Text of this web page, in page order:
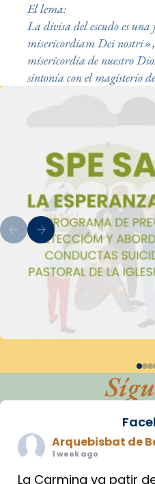
El lema:
La divisa del escudo es
misericordiam Dei
misericordia de nuestro
sintonía con el magisterio
Arquebisbat de
1 week ago
La Carmina va patir